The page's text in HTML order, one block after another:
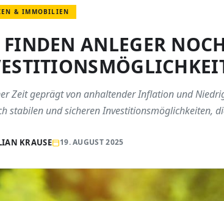
& IMMOBILIEN
ANLEGER
Zeit geprägt von anhaltender Inflation und
stabilen und sicheren Investitionsmöglichkeiten,
KRAUSE 19. AUGUST 2025